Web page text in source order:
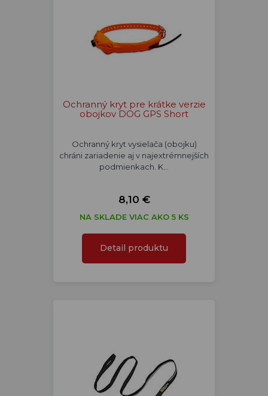
Ochranný kryt pre krátke verzie
obojkov DOG GPS Short
Ochranný kryt vysielača (obojku)
chráni zariadenie aj v najextrémnejších
podmienkach. K…
8,10 €
NA SKLADE VIAC AKO 5 KS
Detail produktu